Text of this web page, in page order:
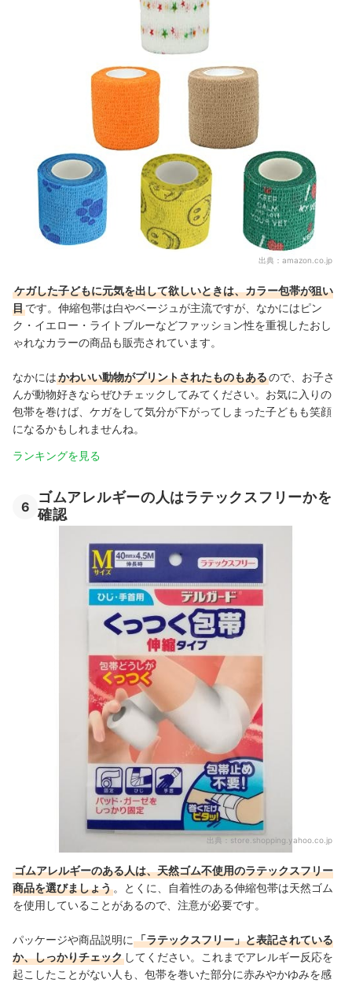
出典： amazon.co.jp
ケガした子どもに元気を出して欲しいときは、カラー包帯が狙い
目です。伸縮包帯は白やベージュが主流ですが、なかにはピン
ク・イエロー・ライトブルーなどファッション性を重視したおし
ゃれなカラーの商品も販売されています。
なかにはかわいい動物がプリントされたものもあるので、お子さ
んが動物好きならぜひチェックしてみてください。お気に入りの
包帯を巻けば、ケガをして気分が下がってしまった子どもも笑顔
になるかもしれませんね。
ランキングを見る
6
ゴムアレルギーの人はラテックスフリーかを
確認
出典： store.shopping.yahoo.co.jp
ゴムアレルギーのある人は、天然ゴム不使用のラテックスフリー
商品を選びましょう 。とくに、自着性のある伸縮包帯は天然ゴム
を使用していることがあるので、注意が必要です。
パッケージや商品説明に 「ラテックスフリー」と表記されている
か、しっかりチェック してください。これまでアレルギー反応を
起こしたことがない人も、包帯を巻いた部分に赤みやかゆみを感